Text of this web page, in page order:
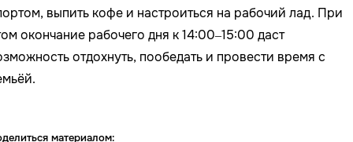
выпить кофе и настроиться на рабочий лад. При
окончание рабочего дня к 14:00–15:00 даст
отдохнуть, пообедать и провести время с
материалом: